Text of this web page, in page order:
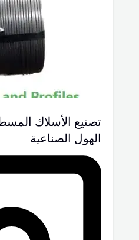
تصنيع الأسلاك
الهول الصناعية